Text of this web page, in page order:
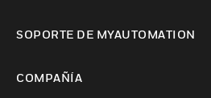
SOPORTE DE MYAUTOMATION
COMPAÑÍA